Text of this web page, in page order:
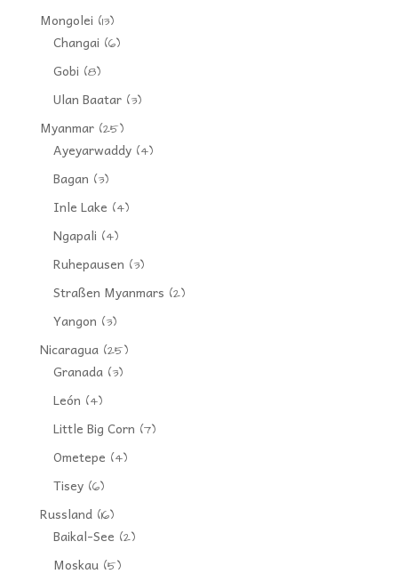
Mongolei (13)
Changai (6)
Gobi (8)
Ulan Baatar(3)
Myanmar(25)
Ayeyarwaddy(4)
Bagan (3)
Inle Lake (4)
Ngapali (4)
Ruhepausen (3)
Straßen Myanmars (2)
Yangon (3)
Nicaragua(25)
Granada(3)
León (4)
Little Big Corn (7)
Ometepe (4)
Tisey(6)
Russland(16)
Baikal-See (2)
Moskau(5)